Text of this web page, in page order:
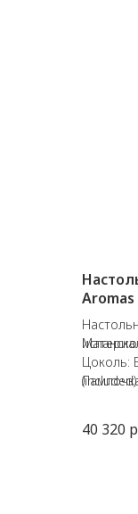
Aromas
Цоколь:
(included)
40 320